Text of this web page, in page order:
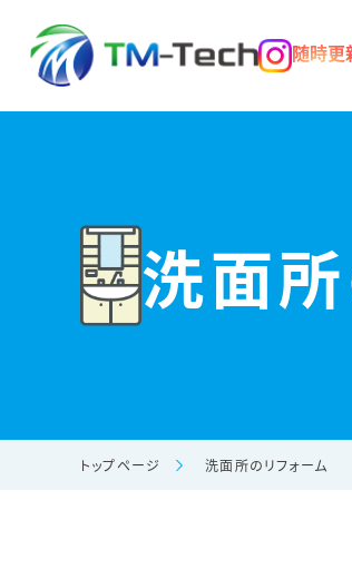
随時更
洗面
トップページ 洗面所のリフォーム